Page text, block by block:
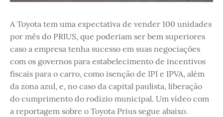
A Toyota tem uma expectativa de vender 100 unidades
por mês do PRIUS, que poderiam ser bem superiores
caso a empresa tenha sucesso em suas negociações
com os governos para estabelecimento de incentivos
fiscais para o carro, como isenção de IPI e IPVA, além
da zona azul, e, no caso da capital paulista, liberação
do cumprimento do rodízio municipal. Um vídeo com
a reportagem sobre o Toyota Prius segue abaixo.